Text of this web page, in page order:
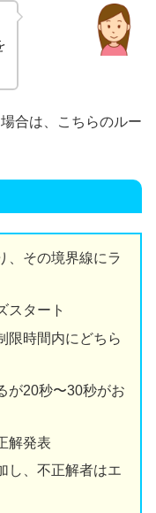
合は、こちらのルー
、その境界線にラ
スタート
限時間内にどちら
が20秒〜30秒がお
解発表
し、不正解者はエ